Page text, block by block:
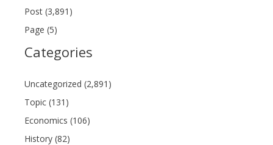
Post (3,891)
Page (5)
Categories
Uncategorized (2,891)
Topic (131)
Economics (106)
History (82)